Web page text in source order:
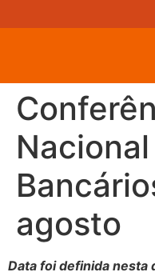
agosto
Data foi definida